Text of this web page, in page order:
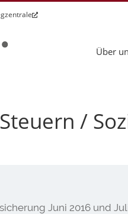
Über
/
Juni 2016 und